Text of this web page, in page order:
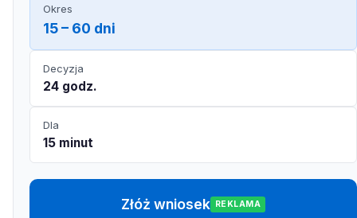
Okres
15 – 60 dni
Decyzja
24 godz.
Dla
15 minut
Złóż wniosek REKLAMA